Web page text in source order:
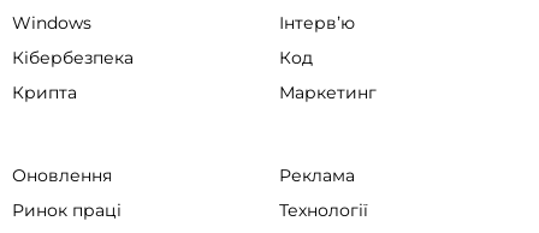
Windows
Інтервʼю
Кібербезпека
Код
Крипта
Маркетинг
Оновлення
Реклама
Ринок праці
Технології